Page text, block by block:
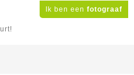
Ik ben een fotograaf